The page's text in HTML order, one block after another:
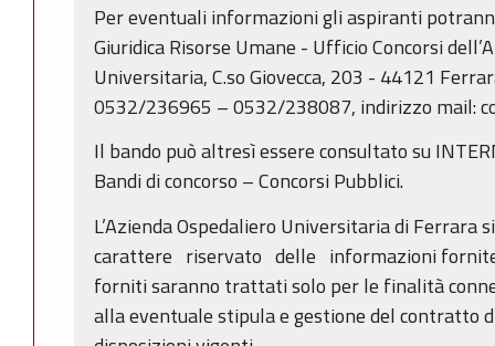
Per eventuali informazioni gli aspiranti
Giuridica Risorse Umane - Ufficio Concorsi
Universitaria, C.so Giovecca, 203 - 44121
0532/236965 – 0532/238087, indirizzo mail:
Il bando può altresì essere consultato su
Bandi di concorso – Concorsi Pubblici.
L’Azienda Ospedaliero Universitaria di Ferrara
carattere riservato delle informazioni
forniti saranno trattati solo per le finalità
alla eventuale stipula e gestione del contratto